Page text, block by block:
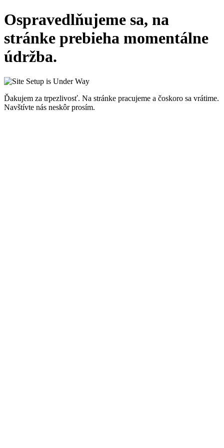
Ospravedlňujeme sa, na
stránke prebieha momentálne
údržba.
Ďakujem za trpezlivosť. Na stránke pracujeme a čoskoro sa vrátime.
Navštívte nás neskôr prosím.